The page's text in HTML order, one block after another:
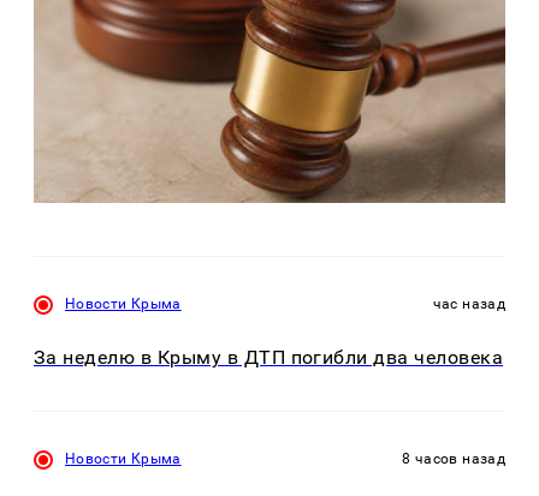
Новости Крыма час назад
За неделю в Крыму в ДТП погибли два человека
Новости Крыма 8 часов назад